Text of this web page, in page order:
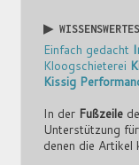
▶
Einfach gedacht
Kloogschieterei
Kissig
In der Fußzeile
Unterstützung
denen die Artikel